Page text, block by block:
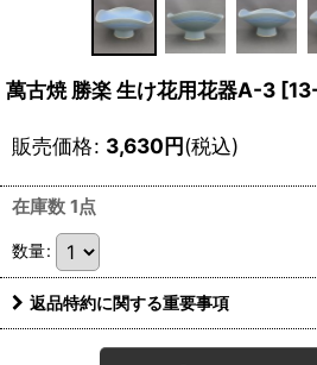
萬古焼 勝楽 生け花用花器A-3 [
販売価格: 3,630円(税込)
在庫数 1点
数量:
返品特約に関する重要事項